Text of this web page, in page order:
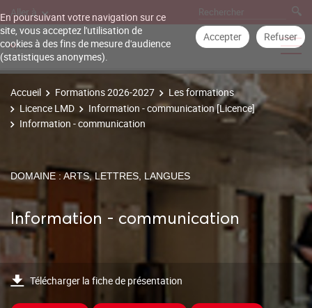
En poursuivant votre navigation sur ce
site, vous acceptez l'utilisation de
cookies à des fins de mesure d'audience
(statistiques anonymes).
Accepter Refuser
Aller à
Accueil Formations 2026-2027
Les formations
Licence LMD
Information - communication [Licence]
Information - communication
DOMAINE : ARTS, LETTRES, LANGUES
Information - communication
Télécharger la fiche de présentation